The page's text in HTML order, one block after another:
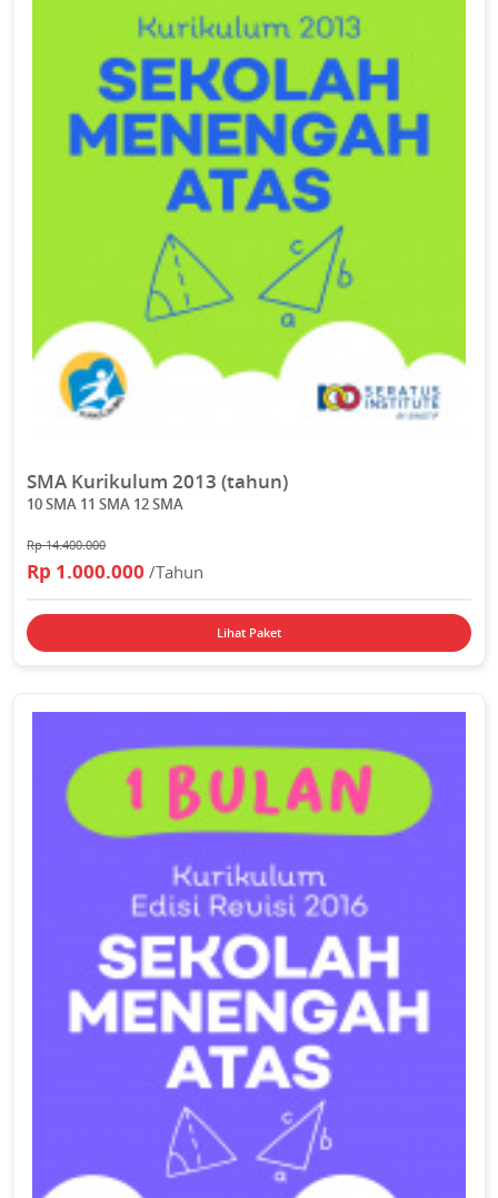
SMA Kurikulum 2013 (tahun)
10 SMA 11 SMA 12 SMA
Rp 14.400.000
Rp 1.000.000/Tahun
Lihat Paket